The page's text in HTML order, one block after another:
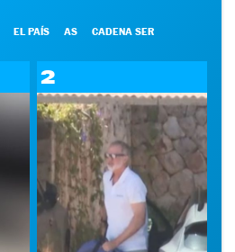
EL PAÍS AS CADENA SER
2